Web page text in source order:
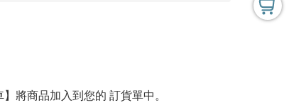
將商品加入到您的 訂貨單中。